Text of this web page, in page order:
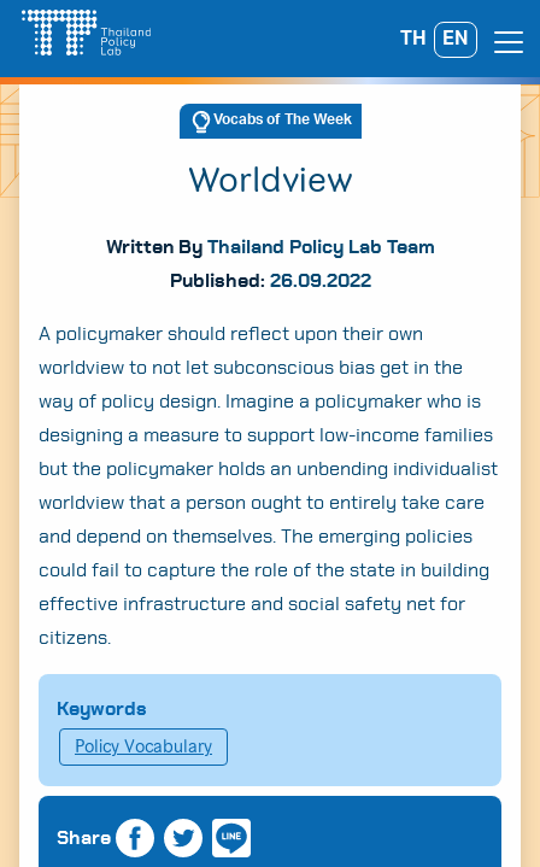
Skip
content
TH EN
A A A
Search
for:
Vocabs of The Week
Worldview
Written By Thailand Policy Lab Team
Published: 26.09.2022
A policymaker should reflect upon their own
worldview to not let subconscious bias get in the
way of policy design. Imagine a policymaker who is
designing a measure to support low-income families
but the policymaker holds an unbending individualist
worldview that a person ought to entirely take care
and depend on themselves. The emerging policies
could fail to capture the role of the state in building
effective infrastructure and social safety net for
citizens.
Keywords
Policy Vocabulary
Share